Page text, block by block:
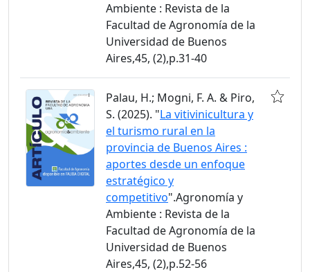
Ambiente : Revista de la
Facultad de Agronomía de la
Universidad de Buenos
Aires,45, (2),p.31-40
Palau, H.; Mogni, F. A. & Piro,
S. (2025). "La vitivinicultura y
el turismo rural en la
provincia de Buenos Aires :
aportes desde un enfoque
estratégico y
competitivo".Agronomía y
Ambiente : Revista de la
Facultad de Agronomía de la
Universidad de Buenos
Aires,45, (2),p.52-56